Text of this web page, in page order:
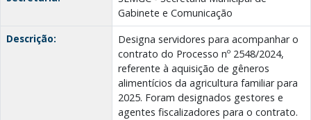
Gabinete e Comunicação
Descrição:
Designa servidores para acompanhar o
contrato do Processo nº 2548/2024,
referente à aquisição de gêneros
alimentícios da agricultura familiar para
2025. Foram designados gestores e
agentes fiscalizadores para o contrato.